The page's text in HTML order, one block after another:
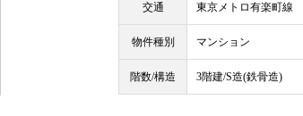
交通 東京メトロ有楽町線
物件種別 マンション
階数/構造 3階建/S造(鉄骨造)